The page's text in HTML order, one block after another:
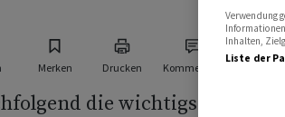
Merken Drucken Kommentare
die wichtigsten
Verwendung
Inhalten,
Liste der